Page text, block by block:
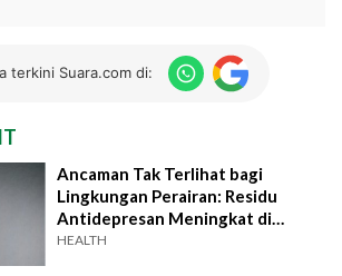
terkini Suara.com di:
Ancaman Tak Terlihat bagi
Lingkungan Perairan: Residu
Antidepresan Meningkat di
Sungai
HEALTH